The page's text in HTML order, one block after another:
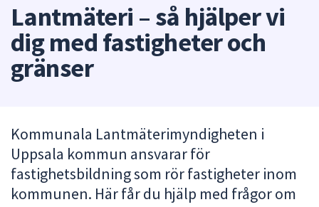
skriva
sökfältet
under
fältet.
Använd
piltangenterna
Lantmäteri – så hjälper vi
dig med fastigheter och
gränser
Kommunala Lantmäterimyndigheten i
Uppsala kommun ansvarar för
fastighetsbildning som rör fastigheter inom
kommunen. Här får du hjälp med frågor om